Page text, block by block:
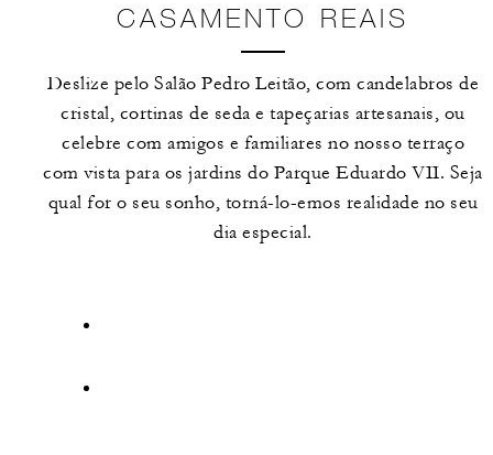
CASAMENTO REAIS
Deslize pelo Salão Pedro Leitão, com candelabros de
cristal, cortinas de seda e tapeçarias artesanais, ou
celebre com amigos e familiares no nosso terraço
com vista para os jardins do Parque Eduardo VII. Seja
qual for o seu sonho, torná-lo-emos realidade no seu
dia especial.